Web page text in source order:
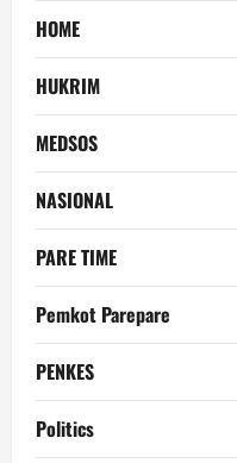
HOME
HUKRIM
MEDSOS
NASIONAL
PARE TIME
Pemkot Parepare
PENKES
Politics